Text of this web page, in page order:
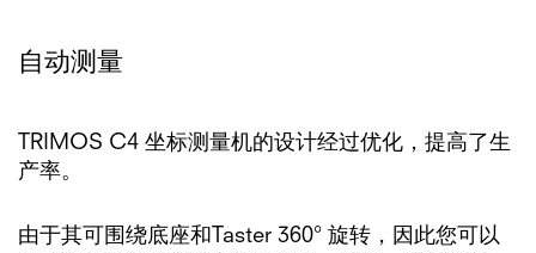
自动测量
TRIMOS C4 坐标测量机的设计经过优化，提高了生
产率。
由于其可围绕底座和Taster 360° 旋转，因此您可以